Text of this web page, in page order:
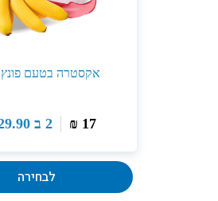
אקסטרה בטעם
₪ 17 2 ב
לבחירה